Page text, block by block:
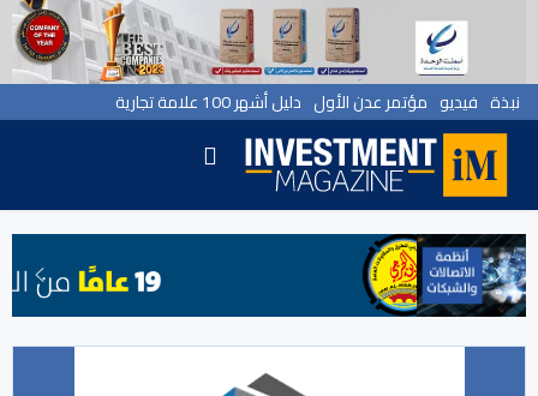
نبذة فيديو مؤتمر عدن الأول دليل أشهر 100 علامة تجارية